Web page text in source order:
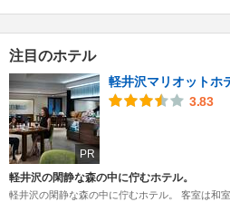
注目のホテル
PR
軽井沢マリオットホ
3.83
軽井沢の閑静な森の中に佇むホテル。
軽井沢の閑静な森の中に佇むホテル。 客室は和